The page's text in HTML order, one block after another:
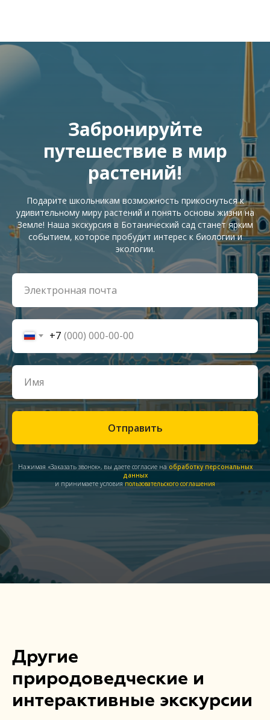
Забронируйте
путешествие в мир
растений!
Подарите школьникам возможность прикоснуться к
удивительному миру растений и понять основы жизни на
Земле! Наша экскурсия в Ботанический сад станет ярким
событием, которое пробудит интерес к биологии и
экологии.
+7
Отправить
Нажимая «Заказать звонок», вы даете согласие на обработку персональных
данных
и принимаете условияпользовательского соглашения
Другие
природоведческие и
интерактивные экскурсии